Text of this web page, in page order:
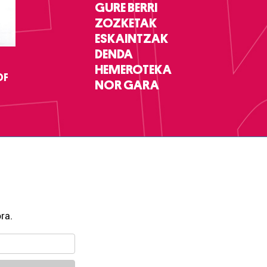
GURE BERRI
ZOZKETAK
ESKAINTZAK
DENDA
HEMEROTEKA
NOR GARA